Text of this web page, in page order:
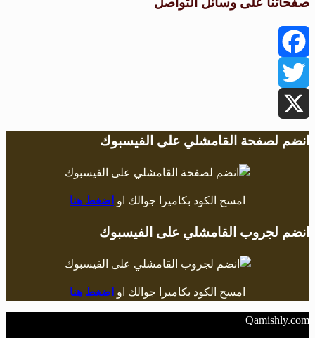
Facebook
Twitter
X
انضم لصفحة القامشلي على الفيسبوك
امسح الكود بكاميرا جوالك او اضغط هنا
انضم لجروب القامشلي على الفيسبوك
امسح الكود بكاميرا جوالك او اضغط هنا
Qamishly.com